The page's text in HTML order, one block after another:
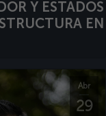
Y ESTADOS
EN
Abr
29